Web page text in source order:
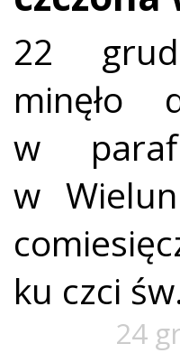
22
minęło
w
w
ku czci
24